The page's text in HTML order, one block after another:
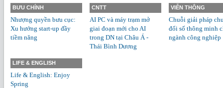
BƯU CHÍNH
Nhượng quyền bưu cục:
Xu hướng start-up đầy
tiềm năng
CNTT
AI PC và máy trạm mở
giai đoạn mới cho AI
trong DN tại Châu Á -
Thái Bình Dương
VIỄN THÔNG
Chuỗi giải pháp
đổi số thông minh
ngành công nghiệp
LIFE & ENGLISH
Life & English: Enjoy
Spring